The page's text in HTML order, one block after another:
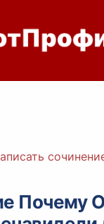
Почему